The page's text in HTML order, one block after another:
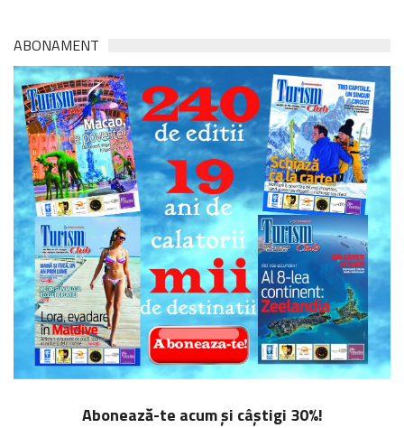
ABONAMENT
Abonează-te acum și câștigi 30%!